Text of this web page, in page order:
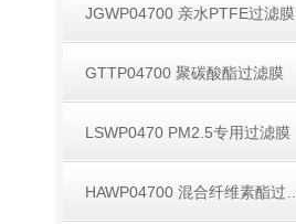
JGWP04700 亲水PTFE过滤膜
GTTP04700 聚碳酸酯过滤膜
LSWP0470 PM2.5专用过滤膜